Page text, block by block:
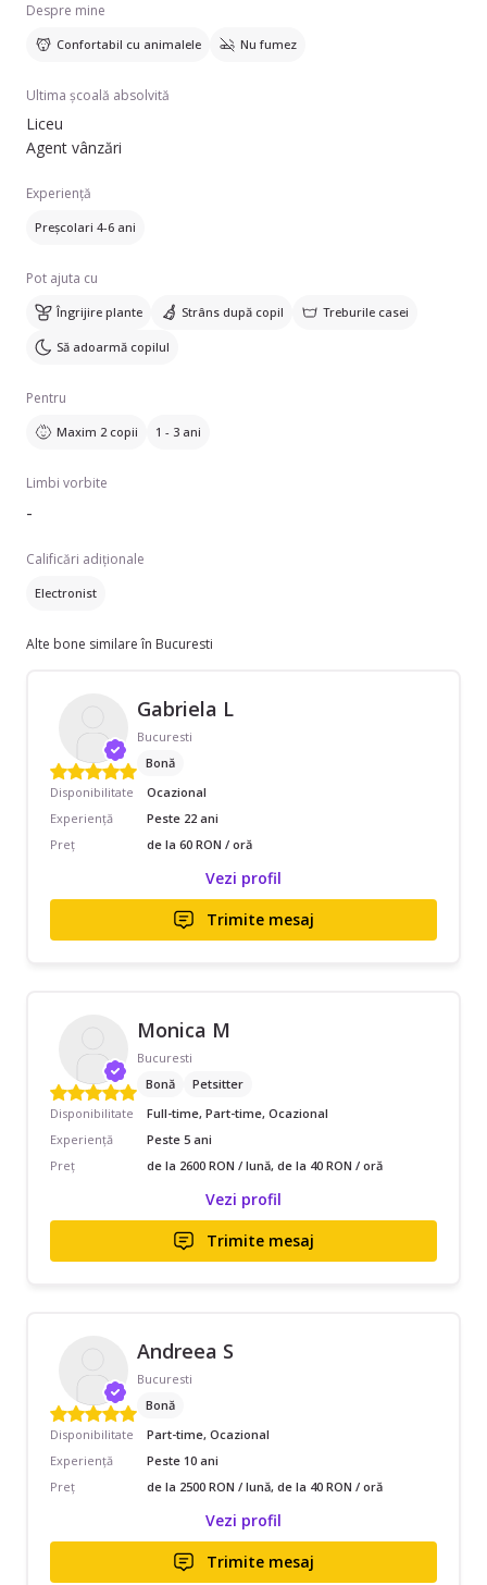
Despre mine
Confortabil cu animalele Nu fumez
Ultima școală absolvită
Liceu
Agent vânzări
Experiență
Preșcolari 4-6 ani
Pot ajuta cu
Îngrijire plante Strâns după copil Treburile casei
Să adoarmă copilul
Pentru
Maxim 2 copii 1 - 3 ani
Limbi vorbite
-
Calificări adiționale
Electronist
Alte bone similare în Bucuresti
Gabriela L
Bucuresti
Bonă
Disponibilitate
Ocazional
Experiență
Peste 22 ani
Preț
de la 60 RON / oră
Vezi profil
Trimite mesaj
Monica M
Bucuresti
Bonă
Petsitter
Disponibilitate
Full-time, Part-time, Ocazional
Experiență
Peste 5 ani
Preț
de la 2600 RON / lună, de la 40 RON / oră
Vezi profil
Trimite mesaj
Andreea S
Bucuresti
Bonă
Disponibilitate
Part-time, Ocazional
Experiență
Peste 10 ani
Preț
de la 2500 RON / lună, de la 40 RON / oră
Vezi profil
Trimite mesaj